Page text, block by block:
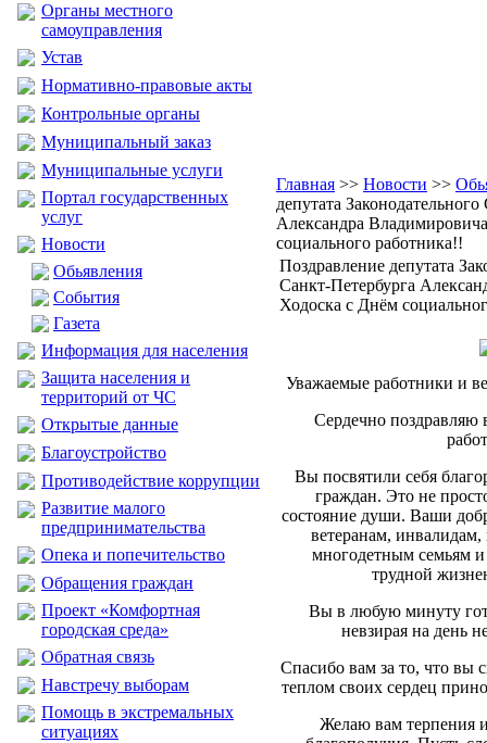
Органы местного
самоуправления
Устав
Нормативно-правовые акты
Контрольные органы
Муниципальный заказ
Муниципальные услуги
Портал государственных
услуг
Новости
Обьявления
События
Газета
Информация для населения
Защита населения и
территорий от ЧС
Открытые данные
Благоустройство
Противодействие коррупции
Развитие малого
предпринимательства
Опека и попечительство
Обращения граждан
Проект «Комфортная
городская среда»
Обратная связь
Навстречу выборам
Помощь в экстремальных
ситуациях
Главная >> Новости >>
депутата
Александра
социального работника!!
Поздравление депутата
Санкт-Петербурга
Ходоска с Днём
Уважаемые работники и
Сердечно поздравляю
Вы посвятили себя
граждан. Это не
состояние души. Ваши
ветеранам,
многодетным семьям и
трудной
Вы в любую минуту
невзирая на день
Спасибо вам за то, что вы
теплом своих сердец
Желаю вам терпения